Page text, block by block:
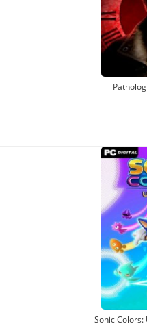
Sonic